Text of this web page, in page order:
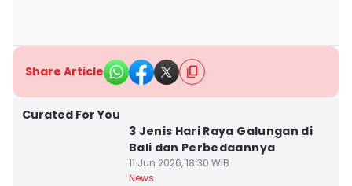
Share Article
Curated For You
3 Jenis Hari Raya Galungan di
Bali dan Perbedaannya
11 Jun 2026, 18:30 WIB
News